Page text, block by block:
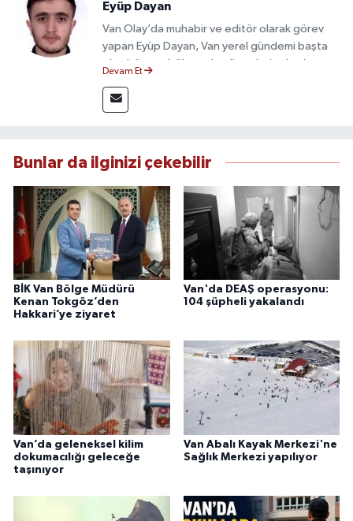
Eyüp Dayan
Van Olay’da muhabir ve editör olarak görev
yapan Eyüp Dayan, Van yerel gündemi başta
olmak üzere bölgesel gelişmeleri sahadan
deneyimiyle doğruluk, tarafsızlık ve etik ilkeleri
esas alan Dayan, güvenilir kaynaklara dayalı
Devam Et
Bunlar da ilginizi çekebilir
BİK Van Bölge Müdürü
Kenan Tokgöz’den
Hakkari’ye ziyaret
Van'da DEAŞ operasyonu:
104 şüpheli yakalandı
Van’da geleneksel kilim
dokumacılığı geleceğe
taşınıyor
Van Abalı Kayak Merkezi'ne
Sağlık Merkezi yapılıyor